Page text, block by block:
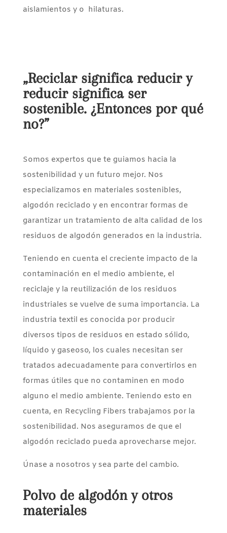
aislamientos y o hilaturas.
„Reciclar significa reducir y
reducir significa ser
sostenible. ¿Entonces por qué
no?”
Somos expertos que te guiamos hacia la
sostenibilidad y un futuro mejor. Nos
especializamos en materiales sostenibles,
algodón reciclado y en encontrar formas de
garantizar un tratamiento de alta calidad de los
residuos de algodón generados en la industria.
Teniendo en cuenta el creciente impacto de la
contaminación en el medio ambiente, el
reciclaje y la reutilización de los residuos
industriales se vuelve de suma importancia. La
industria textil es conocida por producir
diversos tipos de residuos en estado sólido,
líquido y gaseoso, los cuales necesitan ser
tratados adecuadamente para convertirlos en
formas útiles que no contaminen en modo
alguno el medio ambiente. Teniendo esto en
cuenta, en Recycling Fibers trabajamos por la
sostenibilidad. Nos aseguramos de que el
algodón reciclado pueda aprovecharse mejor.
Únase a nosotros y sea parte del cambio.
Polvo de algodón y otros
materiales